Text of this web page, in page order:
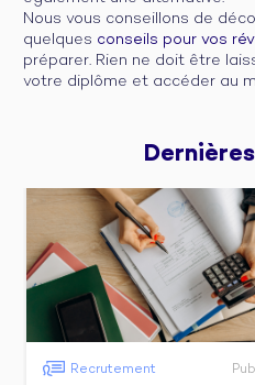
Nous vous conseillons de
quelques conseils pour vos
préparer. Rien ne doit être
votre diplôme et accéder au
Dernières
Recrutement